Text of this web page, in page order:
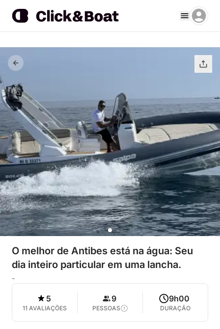
O melhor de Antibes está na água: Seu
dia inteiro particular em uma lancha.
-
5
11 AVALIAÇÕES
9
PESSOAS
9h00
DURAÇÃO